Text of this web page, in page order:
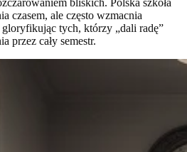
czasem, ale często wzmacnia
tych, którzy „dali radę”
przez cały semestr.